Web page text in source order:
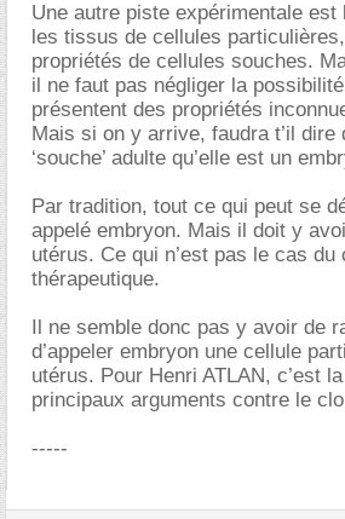
Une autre piste expérimentale est
les tissus de cellules
propriétés de cellules souches.
il ne faut pas négliger la
présentent des propriétés
Mais si on y arrive, faudra t’il dire
‘souche’ adulte qu’elle est un
Par tradition, tout ce qui peut se
appelé embryon. Mais il doit y
utérus. Ce qui n’est pas le cas du
thérapeutique.
Il ne semble donc pas y avoir de
d’appeler embryon une cellule
utérus. Pour Henri ATLAN, c’est
principaux arguments contre le
-----